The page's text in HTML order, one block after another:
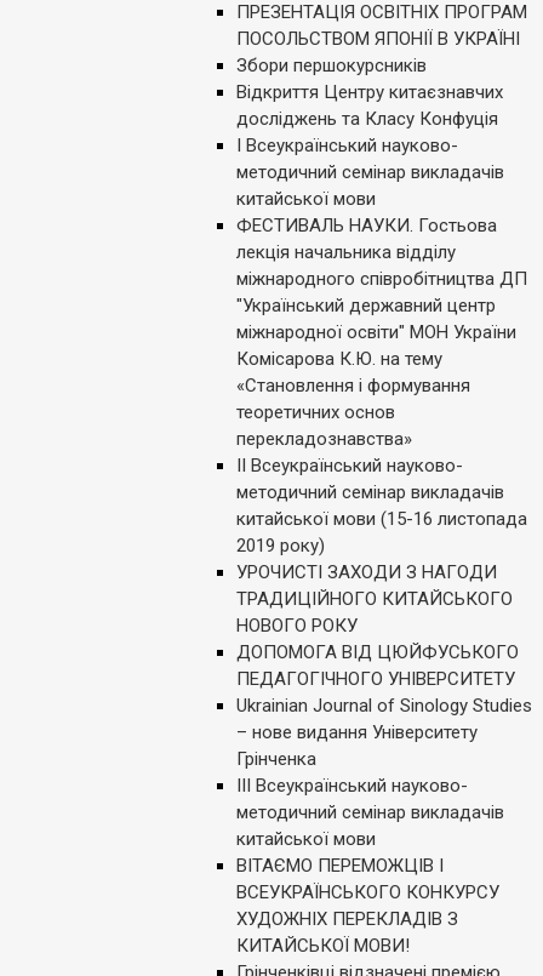
ПРЕЗЕНТАЦІЯ ОСВІТНІХ ПРОГРАМ
ПОСОЛЬСТВОМ ЯПОНІЇ В УКРАЇНІ
Збори першокурсникiв
Відкриття Центру китаєзнавчих
досліджень та Класу Конфуція
І Всеукраїнський науково-
методичний семінар викладачів
китайської мови
ФЕСТИВАЛЬ НАУКИ. Гостьова
лекція начальника відділу
міжнародного співробітництва ДП
"Український державний центр
міжнародної освіти" МОН України
Комісарова К.Ю. на тему
«Становлення і формування
теоретичних основ
перекладознавства»
ІІ Всеукраїнський науково-
методичний семінар викладачів
китайської мови (15-16 листопада
2019 року)
УРОЧИСТІ ЗАХОДИ З НАГОДИ
ТРАДИЦІЙНОГО КИТАЙСЬКОГО
НОВОГО РОКУ
ДОПОМОГА ВІД ЦЮЙФУСЬКОГО
ПЕДАГОГІЧНОГО УНІВЕРСИТЕТУ
Ukrainian Journal of Sinology Studies
– нове видання Університету
Грінченка
ІІІ Всеукраїнський науково-
методичний семінар викладачів
китайської мови
ВІТАЄМО ПЕРЕМОЖЦІВ І
ВСЕУКРАЇНСЬКОГО КОНКУРСУ
ХУДОЖНІХ ПЕРЕКЛАДІВ З
КИТАЙСЬКОЇ МОВИ!